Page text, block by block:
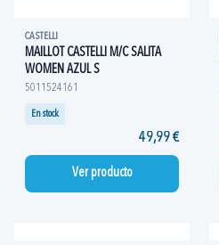
CASTELLI
MAILLOT CASTELLI M/C SALITA
WOMEN AZUL S
5011524161
En stock
49,99 €
Ver producto